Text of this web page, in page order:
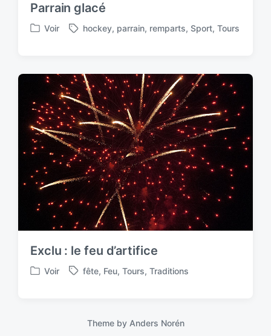
Parrain glacé
P
t
n
Voir
T
g
e
d
w
i
t
h
hockey, parrain, remparts, Sport, Tours
Exclu : le feu d’artifice
P
Voir
T
fête, Feu, Tours, Traditions
Theme by Anders Norén